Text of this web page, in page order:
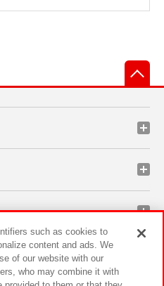
such as cookies to
content and ads. We
of our website with our
who may combine it with